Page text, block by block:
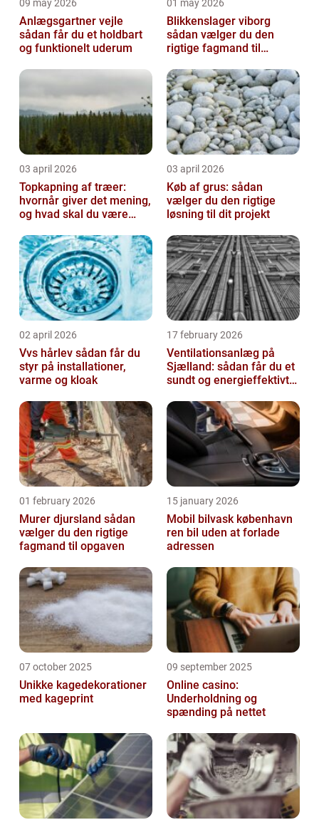
09 may 2026
Anlægsgartner vejle
sådan får du et holdbart
og funktionelt uderum
01 may 2026
Blikkenslager viborg
sådan vælger du den
rigtige fagmand til
03 april 2026
Topkapning af træer:
hvornår giver det mening,
og hvad skal du være
03 april 2026
Køb af grus: sådan
vælger du den rigtige
løsning til dit projekt
02 april 2026
Vvs hårlev sådan får du
styr på installationer,
varme og kloak
17 february 2026
Ventilationsanlæg på
Sjælland: sådan får du et
sundt og energieffektivt
01 february 2026
Murer djursland sådan
vælger du den rigtige
fagmand til opgaven
15 january 2026
Mobil bilvask københavn
ren bil uden at forlade
adressen
07 october 2025
Unikke kagedekorationer
med kageprint
09 september 2025
Online casino:
Underholdning og
spænding på nettet